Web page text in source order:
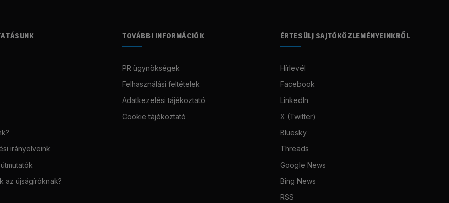
irányelveink
az újságíróknak?
TOVÁBBI INFORMÁCIÓK
PR ügynökségek
Felhasználási feltételek
Adatkezelési tájékoztató
Cookie tájékoztató
ÉRTESÜLJ SAJTÓKÖZLEMÉNYEINKRŐL
Hírlevél
Facebook
LinkedIn
X (Twitter)
Bluesky
Threads
Google News
Bing News
RSS